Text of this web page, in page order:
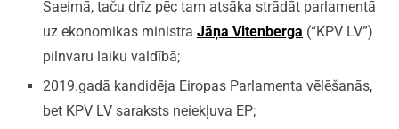
Saeimā, taču drīz pēc tam atsāka strādāt parlamentā
uz ekonomikas ministra Jāņa Vitenberga (“KPV LV”)
pilnvaru laiku valdībā;
2019.gadā kandidēja Eiropas Parlamenta vēlēšanās,
bet KPV LV saraksts neiekļuva EP;